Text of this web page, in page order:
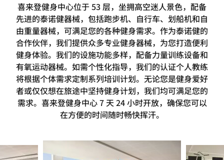
喜来登健身中心位于 53 层，坐拥高空迷人景色，配备
先进的泰诺健器械，包括跑步机、自行车、划船机和自
由重量器械，可满足您的各种健身需求。作为泰诺健的
合作伙伴，我们提供众多专业健身器械，为您打造便利
健身体验。我们的设施功能多样，配备力量训练设备和
有氧运动器械。如需个性化指导，我们的认证个人教练
将根据个体需求定制系列培训计划。无论您是健身爱好
者或仅仅想在旅途中坚持健身计划，我们均可满足您的
需求。喜来登健身中心 7 天 24 小时开放，确保您可以
在方便的时间随时畅快挥汗。